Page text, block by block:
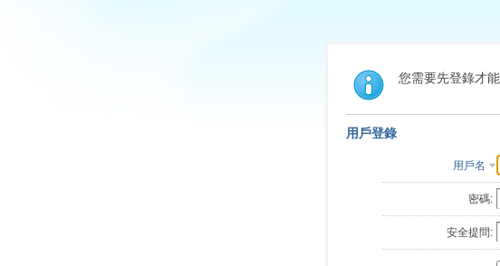
索
您需要先登錄才
用戶登錄
用戶名
密碼:
安全提問: